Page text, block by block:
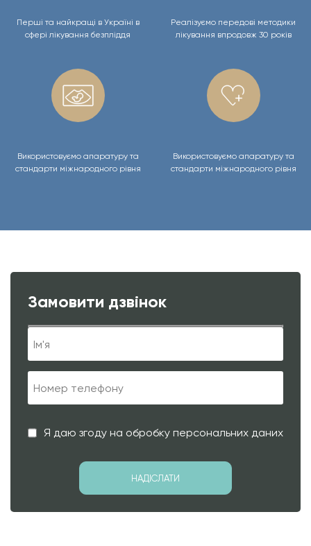
Перші та найкращі в Україні в
сфері лікування безпліддя
Реалізуємо передові методики
лікування впродовж 30 років
Використовуємо апаратуру та
стандарти міжнародного рівня
Використовуємо апаратуру та
стандарти міжнародного рівня
Замовити дзвінок
Я даю згоду на обробку персональних даних